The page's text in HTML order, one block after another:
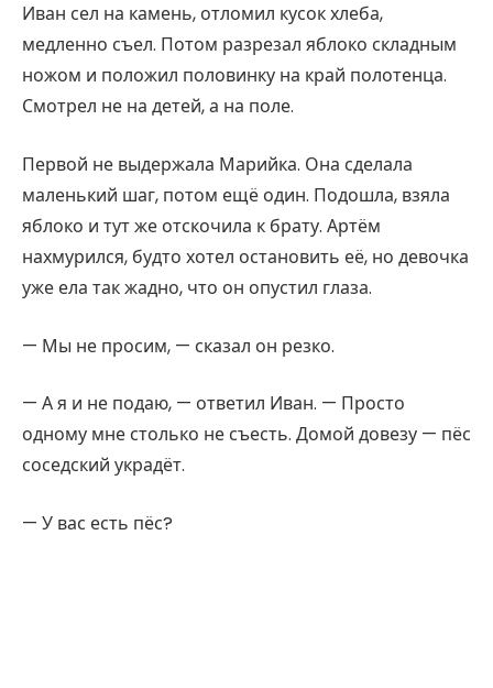
Иван сел на камень, отломил кусок хлеба,
медленно съел. Потом разрезал яблоко складным
ножом и положил половинку на край полотенца.
Смотрел не на детей, а на поле.
Первой не выдержала Марийка. Она сделала
маленький шаг, потом ещё один. Подошла, взяла
яблоко и тут же отскочила к брату. Артём
нахмурился, будто хотел остановить её, но девочка
уже ела так жадно, что он опустил глаза.
— Мы не просим, — сказал он резко.
— А я и не подаю, — ответил Иван. — Просто
одному мне столько не съесть. Домой довезу — пёс
соседский украдёт.
— У вас есть пёс?